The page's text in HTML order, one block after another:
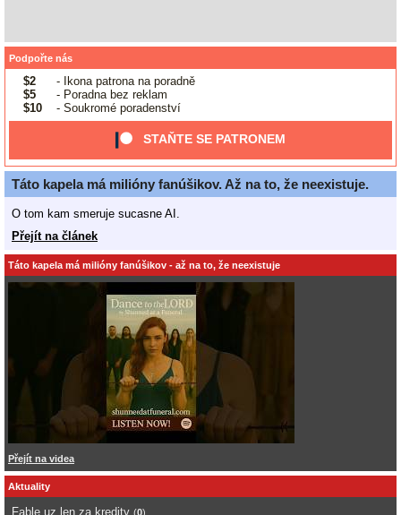
Podpořte nás
$2
- Ikona patrona na poradně
$5
- Poradna bez reklam
$10
- Soukromé poradenství
STAŇTE SE PATRONEM
Táto kapela má milióny fanúšikov. Až na to, že neexistuje.
O tom kam smeruje sucasne AI.
Přejít na článek
Táto kapela má milióny fanúšikov - až na to, že neexistuje
Přejít na videa
Aktuality
Fable uz len za kredity (0)